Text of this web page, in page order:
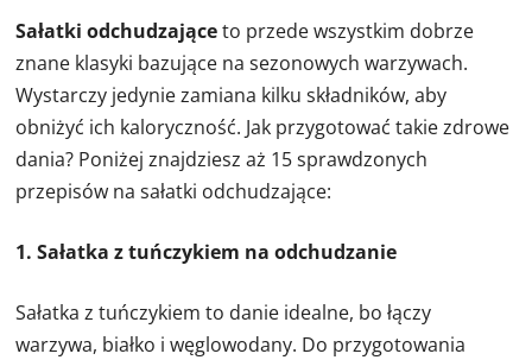
Sałatki odchudzająceto przede wszystkim dobrze
znane klasyki bazujące na sezonowych warzywach.
Wystarczy jedynie zamiana kilku składników, aby
obniżyć ich kaloryczność. Jak przygotować takie zdrowe
dania? Poniżej znajdziesz aż 15 sprawdzonych
przepisów na sałatki odchudzające:
1. Sałatka z tuńczykiem na odchudzanie
Sałatka z tuńczykiem to danie idealne, bo łączy
warzywa, białko i węglowodany. Do przygotowania